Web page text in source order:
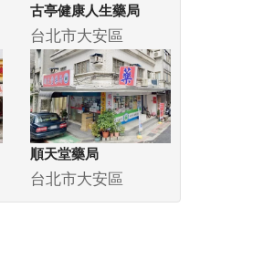
古亭健康人生藥局
台北市大安區
順天堂藥局
台北市大安區